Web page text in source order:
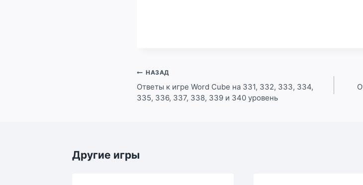
Навигация
по
записям
НАЗАД
Ответы к игре Word Cube на 331, 332, 333, 334,
335, 336, 337, 338, 339 и 340 уровень
Другие игры